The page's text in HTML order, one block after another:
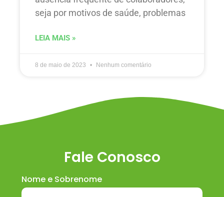
seja por motivos de saúde, problemas
LEIA MAIS »
8 de maio de 2023 Nenhum comentário
Fale Conosco
Nome e Sobrenome